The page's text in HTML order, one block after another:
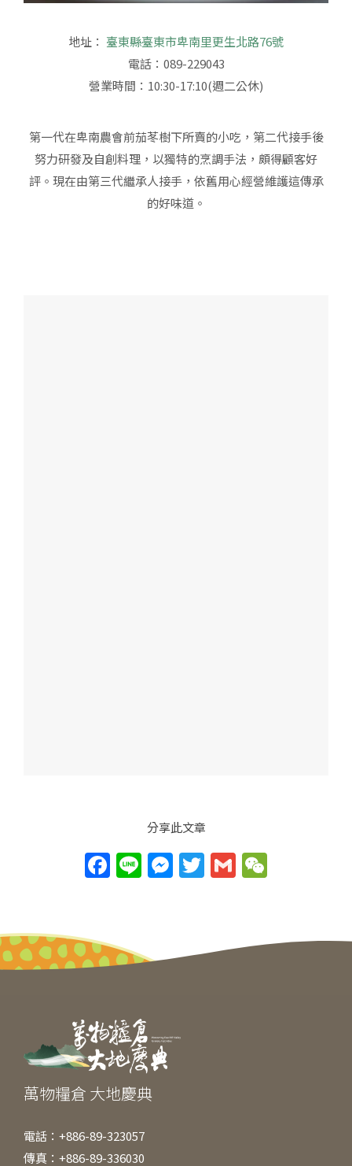
地址： 臺東縣臺東市卑南里更生北路76號
電話：089-229043
營業時間：10:30-17:10(週二公休)
第一代在卑南農會前茄苳樹下所賣的小吃，第二代接手後
努力研發及自創料理，以獨特的烹調手法，頗得顧客好
評。現在由第三代繼承人接手，依舊用心經營維護這傳承
的好味道。
分享此文章
F
a
e
b
o
k
Li
n
M
e
n
T
w
er
G
m
l h
萬物糧倉 大地慶典
電話：+886-89-323057
傳真：+886-89-336030